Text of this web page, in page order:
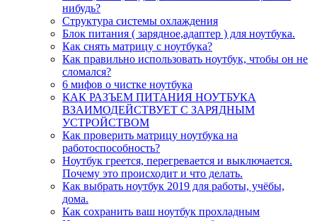
нибудь?
Структура системы охлаждения
Блок питания ( зарядное,адаптер ) для ноутбука.
Как снять матрицу с ноутбука?
Как правильно использовать ноутбук, чтобы он не
сломался?
6 мифов о чистке ноутбука
КАК РАЗЪЕМ ПИТАНИЯ НОУТБУКА
ВЗАИМОДЕЙСТВУЕТ С ЗАРЯДНЫМ
УСТРОЙСТВОМ
Как проверить матрицу ноутбука на
работоспособность?
Ноутбук греется, перегревается и выключается.
Почему это происходит и что делать.
Как выбрать ноутбук 2019 для работы, учёбы,
дома.
Как сохранить ваш ноутбук прохладным